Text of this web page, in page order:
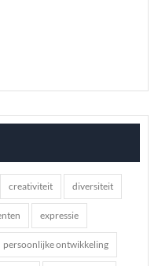
creativiteit diversiteit
expressie
persoonlijke ontwikkeling